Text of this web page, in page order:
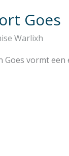
Goes
Warlixh
Goes vormt